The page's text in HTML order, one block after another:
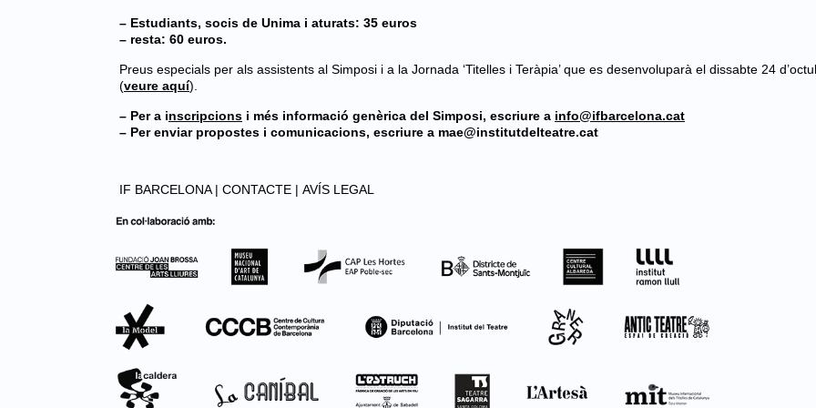
– Estudiants, socis de Unima i aturats: 35 euros
– resta: 60 euros.
Preus especials per als assistents al Simposi i a la Jornada ‘Titelles i Teràpia’ que es desenvoluparà el dissabte 24
(veure aquí).
– Per a inscripcions i més informació genèrica del Simposi, escriure a info@ifbarcelona.cat
– Per enviar propostes i comunicacions, escriure a mae@institutdelteatre.cat
IF BARCELONA | CONTACTE | AVÍS LEGAL